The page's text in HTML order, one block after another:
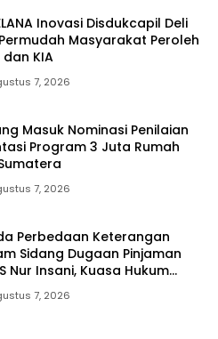
Inovasi Disdukcapil Deli
Masyarakat Peroleh
KIA
7, 2026
Masuk Nominasi Penilaian
Program 3 Juta Rumah
7, 2026
Perbedaan Keterangan
Sidang Dugaan Pinjaman
Nur Insani, Kuasa Hukum
Fakta Persidangan di
7, 2026